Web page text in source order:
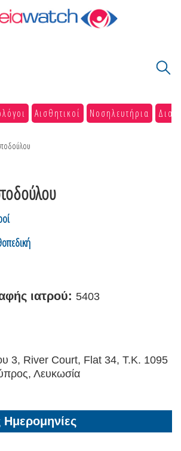
Αισθητικοί Νοσηλευτήρια
ιατρού: 5403
3, River Court, Flat 34, T.K. 1095
Λευκωσία
Ημερομηνίες